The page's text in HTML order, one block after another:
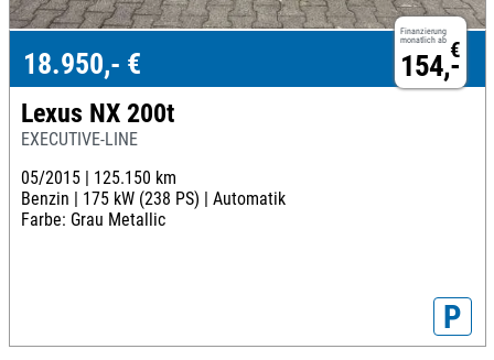
Finanzierung
monatlich ab €
154,-
18.950,- €
Lexus NX 200t
EXECUTIVE-LINE
05/2015 | 125.150 km
Benzin | 175 kW (238 PS) | Automatik
Farbe: Grau Metallic
P